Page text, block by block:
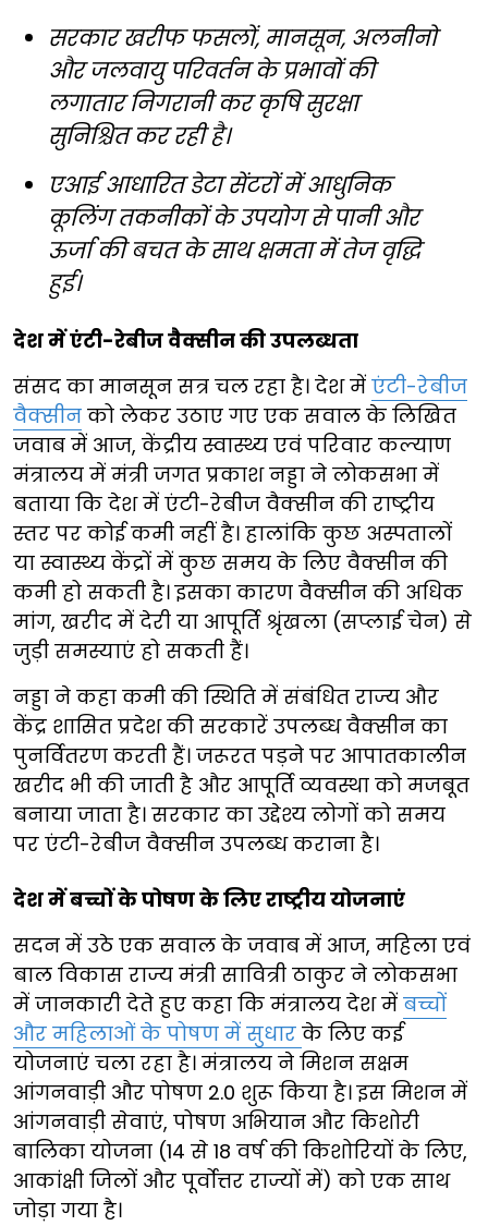
सरकार खरीफ फसलों, मानसून, अलनीनो
और जलवायु परिवर्तन के प्रभावों की
लगातार निगरानी कर कृषि सुरक्षा
सुनिश्चित कर रही है।
एआई आधारित डेटा सेंटरों में आधुनिक
कूलिंग तकनीकों के उपयोग से पानी और
ऊर्जा की बचत के साथ क्षमता में तेज वृद्धि
हुई।
देश में एंटी-रेबीज वैक्सीन की उपलब्धता
संसद का मानसून सत्र चल रहा है। देश में एंटी-रेबीज
वैक्सीन को लेकर उठाए गए एक सवाल के लिखित
जवाब में आज, केंद्रीय स्वास्थ्य एवं परिवार कल्याण
मंत्रालय में मंत्री जगत प्रकाश नड्डा ने लोकसभा में
बताया कि देश में एंटी-रेबीज वैक्सीन की राष्ट्रीय
स्तर पर कोई कमी नहीं है। हालांकि कुछ अस्पतालों
या स्वास्थ्य केंद्रों में कुछ समय के लिए वैक्सीन की
कमी हो सकती है। इसका कारण वैक्सीन की अधिक
मांग, खरीद में देरी या आपूर्ति श्रृंखला (सप्लाई चेन) से
जुड़ी समस्याएं हो सकती हैं।
नड्डा ने कहा कमी की स्थिति में संबंधित राज्य और
केंद्र शासित प्रदेश की सरकारें उपलब्ध वैक्सीन का
पुनर्वितरण करती हैं। जरूरत पड़ने पर आपातकालीन
खरीद भी की जाती है और आपूर्ति व्यवस्था को मजबूत
बनाया जाता है। सरकार का उद्देश्य लोगों को समय
पर एंटी-रेबीज वैक्सीन उपलब्ध कराना है।
देश में बच्चों के पोषण के लिए राष्ट्रीय योजनाएं
सदन में उठे एक सवाल के जवाब में आज, महिला एवं
बाल विकास राज्य मंत्री सावित्री ठाकुर ने लोकसभा
में जानकारी देते हुए कहा कि मंत्रालय देश में बच्चों
और महिलाओं के पोषण में सुधार के लिए कई
योजनाएं चला रहा है। मंत्रालय ने मिशन सक्षम
आंगनवाड़ी और पोषण 2.0 शुरू किया है। इस मिशन में
आंगनवाड़ी सेवाएं, पोषण अभियान और किशोरी
बालिका योजना (14 से 18 वर्ष की किशोरियों के लिए,
आकांक्षी जिलों और पूर्वोत्तर राज्यों में) को एक साथ
जोड़ा गया है।